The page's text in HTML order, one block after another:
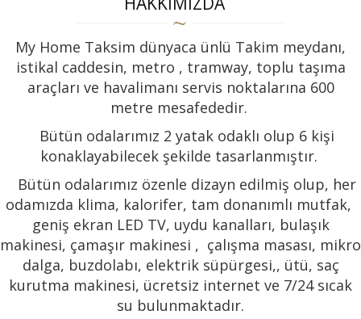
ODALAR
RESİM GALERİSİ
AKTİVİTELER
S.S.S
İLETİŞİM
My Home Taksim dünyaca ünlü Takim meydanı,
istikal caddesin, metro , tramway, toplu taşıma
araçları ve havalimanı servis noktalarına 600
metre mesafededir.
Bütün odalarımız 2 yatak odaklı olup 6 kişi
konaklayabilecek şekilde tasarlanmıştır.
Bütün odalarımız özenle dizayn edilmiş olup, her
odamızda klima, kalorifer, tam donanımlı mutfak,
geniş ekran LED TV, uydu kanalları, bulaşık
makinesi, çamaşır makinesi , çalışma masası, mikro
dalga, buzdolabı, elektrik süpürgesi,, ütü, saç
kurutma makinesi, ücretsiz internet ve 7/24 sıcak
su bulunmaktadır.